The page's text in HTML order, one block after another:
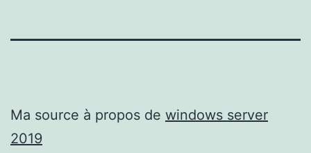
Ma source à propos de windows server
2019